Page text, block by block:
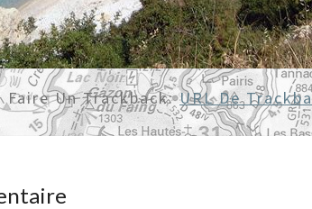
Faire Un Trackback:URL De